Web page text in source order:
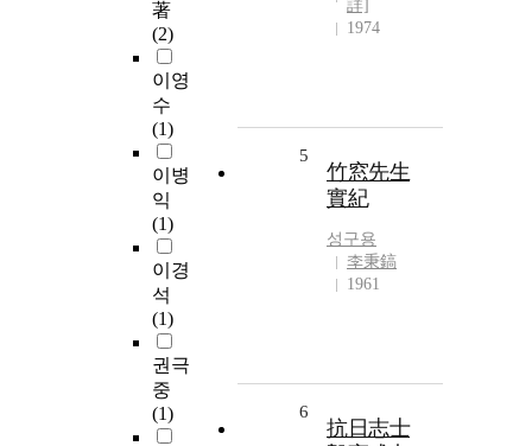
著
(2)
이영
수
(1)
이병
익
(1)
이경
석
(1)
권극
중
(1)
詳]
1974
5
竹窓先生
實紀
성구용
李秉鎬
1961
6
抗日志士